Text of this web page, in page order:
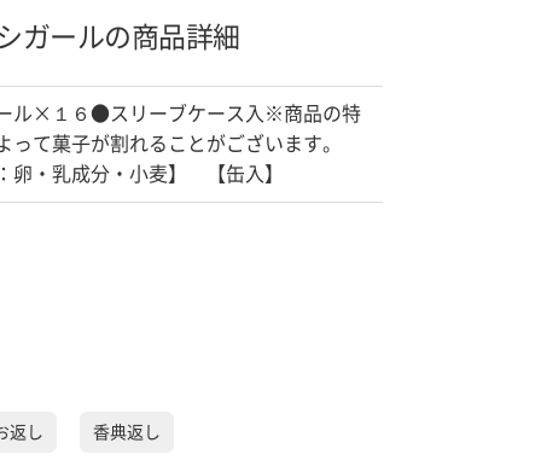
ールの商品詳細
ル×１６●スリーブケース入※商品の特
って菓子が割れることがございます。
卵・乳成分・小麦】 【缶入】
返し 香典返し